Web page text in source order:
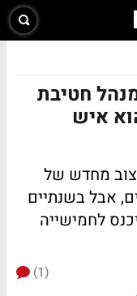
חטיבת
איש
מחדש של
אבל בשנתיים
לחמישייה
(1)